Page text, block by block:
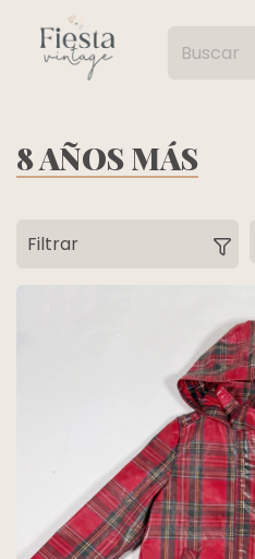
8 AÑOS MÁS
Filtrar